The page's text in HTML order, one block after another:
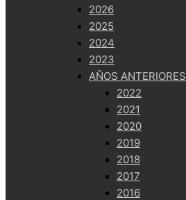
2026
2025
2024
2023
AÑOS ANTERIORES
2022
2021
2020
2019
2018
2017
2016